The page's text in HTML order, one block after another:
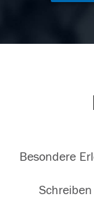
Besondere